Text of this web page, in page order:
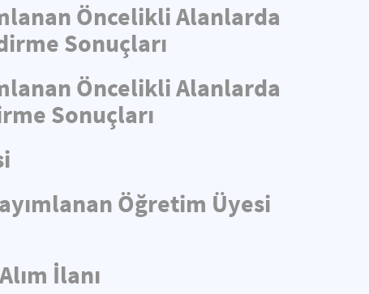
Öncelikli Alanlarda
Sonuçları
Öncelikli Alanlarda
Sonuçları
Öğretim Üyesi
İlanı